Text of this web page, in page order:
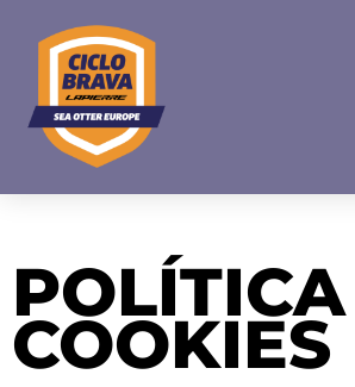
COOKIES